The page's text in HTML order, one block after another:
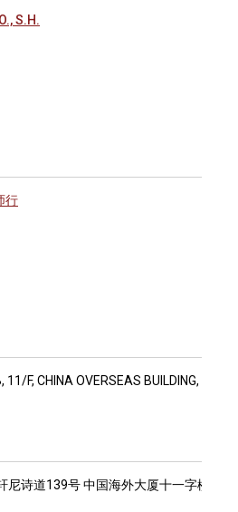
S.H.
行
11/F, CHINA OVERSEAS BUILDING, 139
尼诗道139号 中国海外大厦十一字楼A-B